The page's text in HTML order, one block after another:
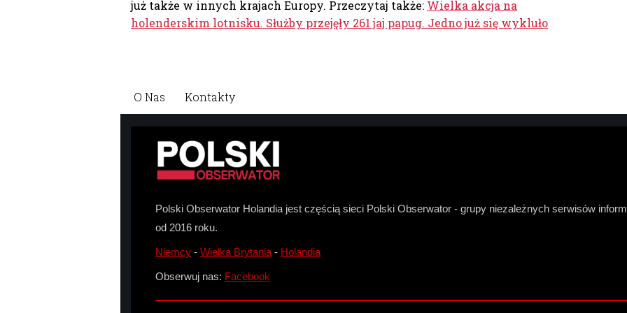
już także w innych krajach Europy. Przeczytaj także: Wielka akcja na
holenderskim lotnisku. Służby przejęły 261 jaj papug. Jedno już się wykluło
O Nas Kontakty
Polski Obserwator Holandia jest częścią sieci Polski Obserwator - grupy niezależnych serwisów
od 2016 roku.
Niemcy - Wielka Brytania - Holandia
Obserwuj nas: Facebook